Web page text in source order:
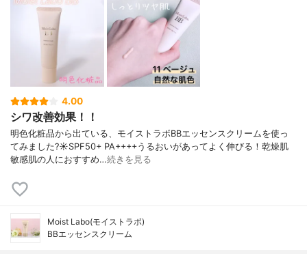
4.00
シワ改善効果！！
明色化粧品から出ている、モイストラボBBエッセンスクリームを使っ
てみました?☀️SPF50+ PA++++うるおいがあってよく伸びる！乾燥肌
敏感肌の人におすすめ…続きを見る
Moist Labo(モイストラボ)
BBエッセンスクリーム